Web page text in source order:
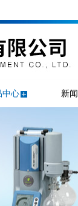
中心 新